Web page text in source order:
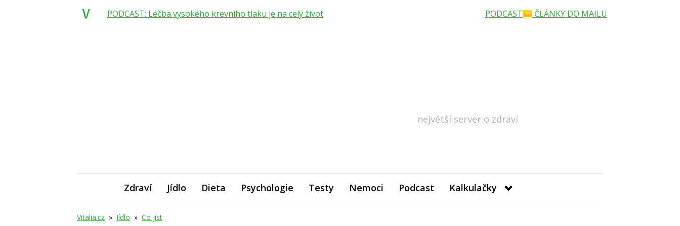
největší server o zdraví
Zdraví Jídlo Dieta Psychologie Testy Nemoci Podcast Kalkulačky
Vitalia.cz » Jídlo » Co jíst
PODCAST: Léčba vysokého krevního tlaku je na celý život PODCAST ČLÁNKY DO MAILU